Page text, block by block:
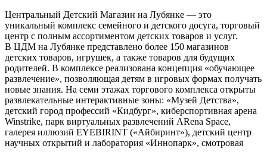
Центральный Детский Магазин на Лубянке — это
уникальный комплекс семейного и детского досуга, торговый
центр с полным ассортиментом детских товаров и услуг.
В ЦДМ на Лубянке представлено более 150 магазинов
детских товаров, игрушек, а также товаров для будущих
родителей. В комплексе реализована концепция «обучающее
развлечение», позволяющая детям в игровых формах получать
новые знания. На семи этажах торгового комплекса открыты
развлекательные интерактивные зоны: «Музей Детства»,
детский город профессий «Кидбург», киберспортивная арена
Winstrike, парк виртуальных развлечений ARena Space,
галерея иллюзий EYEBIRINT («Айбиринт»), детский центр
научных открытий и лаборатория «Иннопарк», смотровая